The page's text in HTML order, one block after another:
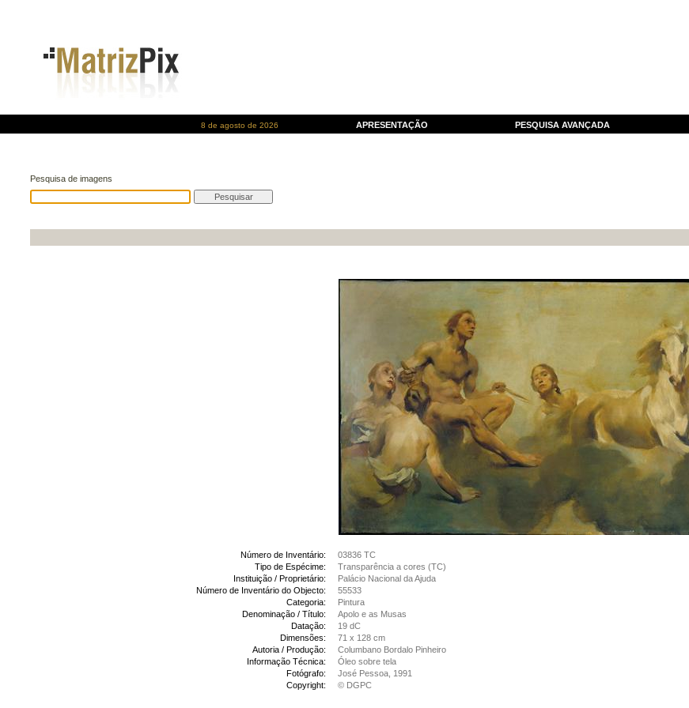
8 de agosto de 2026 APRESENTAÇÃO PESQUISA AVANÇADA
Pesquisa de imagens
Número de Inventário:
03836 TC
Tipo de Espécime:
Transparência a cores (TC)
Instituição / Proprietário:
Palácio Nacional da Ajuda
Número de Inventário do Objecto:
55533
Categoria:
Pintura
Denominação / Título:
Apolo e as Musas
Datação:
19 dC
Dimensões:
71 x 128 cm
Autoria / Produção:
Columbano Bordalo Pinheiro
Informação Técnica:
Óleo sobre tela
Fotógrafo:
José Pessoa, 1991
Copyright:
© DGPC